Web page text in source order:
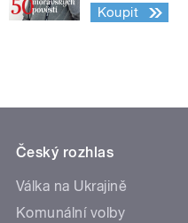
Koupit
Český rozhlas
Válka na Ukrajině
Komunální volby